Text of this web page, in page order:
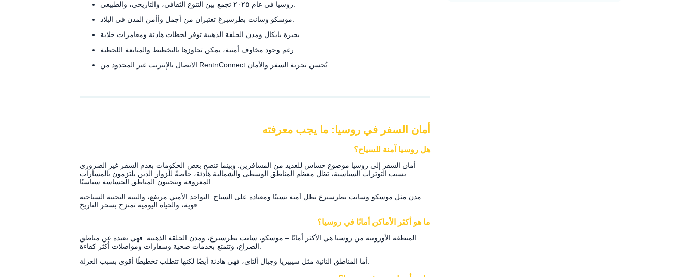
الاتصال بالإنترنت غير المحدود من RentnConnect يُحسن تجربة السفر والأمان.
أمان السفر في روسيا: ما يجب معرفته
هل روسيا آمنة للسياح؟
أمان السفر إلى روسيا موضوع حساس للعديد من المسافرين. وبينما تنصح بعض الحكومات بعدم السفر غير الضروري
بسبب التوترات السياسية، تظل معظم المناطق الوسطى والشمالية هادئة، خاصةً للزوار الذين يلتزمون بالمسارات
مدن مثل موسكو وسانت بطرسبرغ تظل آمنة نسبيًا ومعتادة على السياح. التواجد الأمني مرتفع، والبنية التحتية السياحية
ما هو أكثر الأماكن أمانًا في روسيا؟
المنطقة الأوروبية من روسيا هي الأكثر أمانًا – موسكو، سانت بطرسبرغ، ومدن الحلقة الذهبية. فهي بعيدة عن مناطق